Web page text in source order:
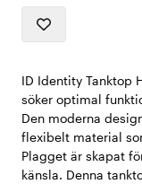
ID Identity Tanktop
söker optimal
Den moderna
flexibelt material
Plagget är skapat
känsla. Denna